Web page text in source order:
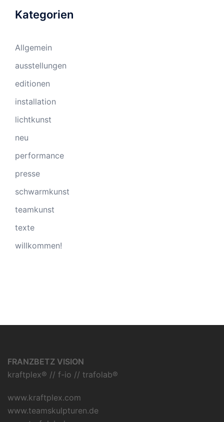
Kategorien
Allgemein
ausstellungen
editionen
installation
lichtkunst
neu
performance
presse
schwarmkunst
teamkunst
texte
willkommen!
FRANZBETZ VISION
kraftplex® // f-io // trafolab®
www.kraftplex.com
www.teamskulpturen.de